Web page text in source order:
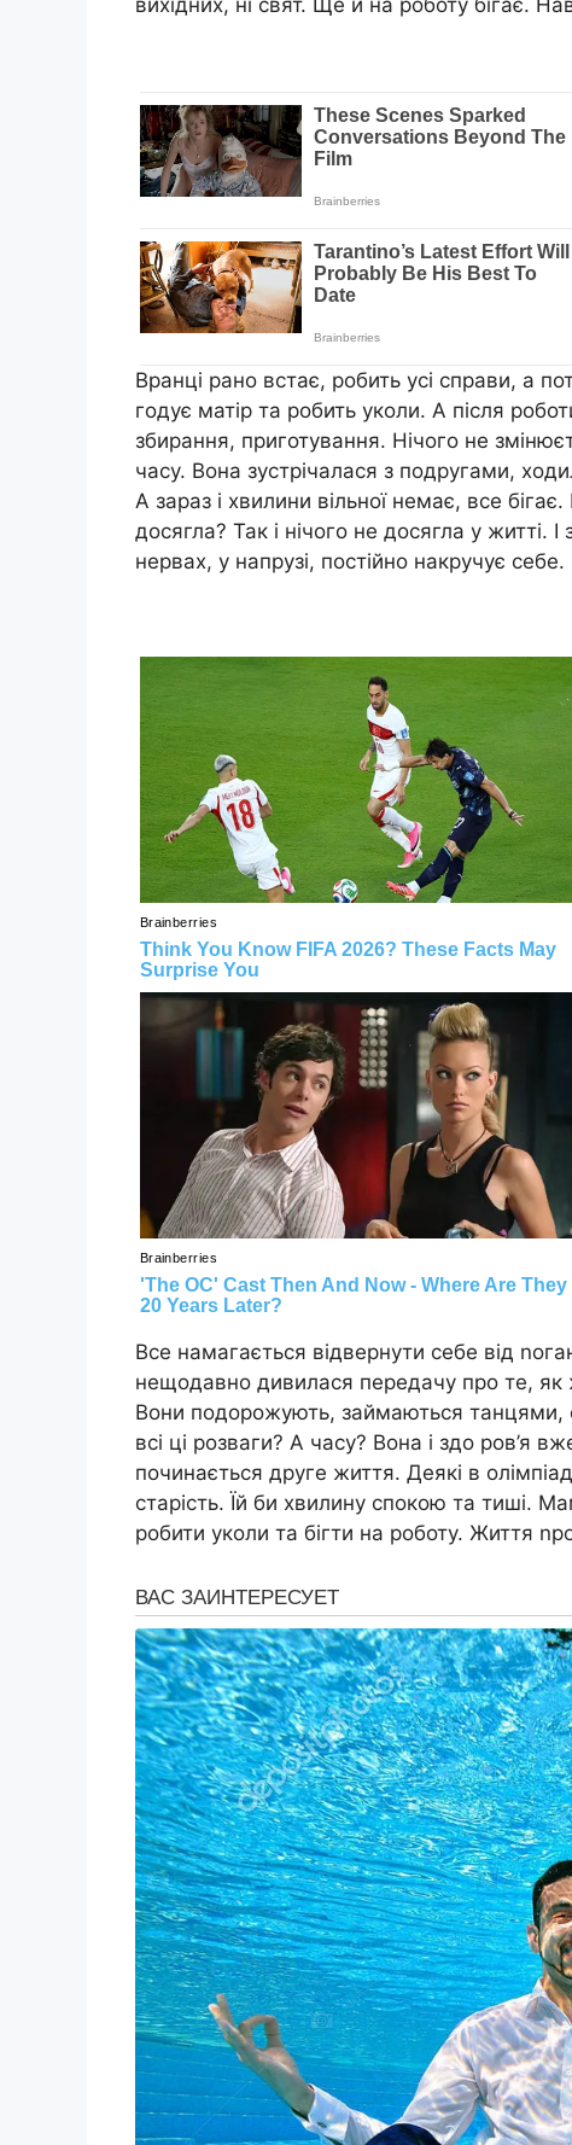
Вранці рано встає, робить усі справи, а
годує матір та робить уколи. А після
збирання, приготування. Нічого не
часу. Вона зустрічалася з подругами,
А зараз і хвилини вільної немає, все
досягла? Так і нічого не досягла у
нервах, у напрузі, постійно накручує себе.
Все намагається відвернути себе від
нещодавно дивилася передачу про те, як
Вони подорожують, займаються танцями,
всі ці розваги? А часу? Вона і здо ров’я
починається друге життя. Деякі в
старість. Їй би хвилину спокою та тиші.
робити уколи та бігти на роботу. Життя